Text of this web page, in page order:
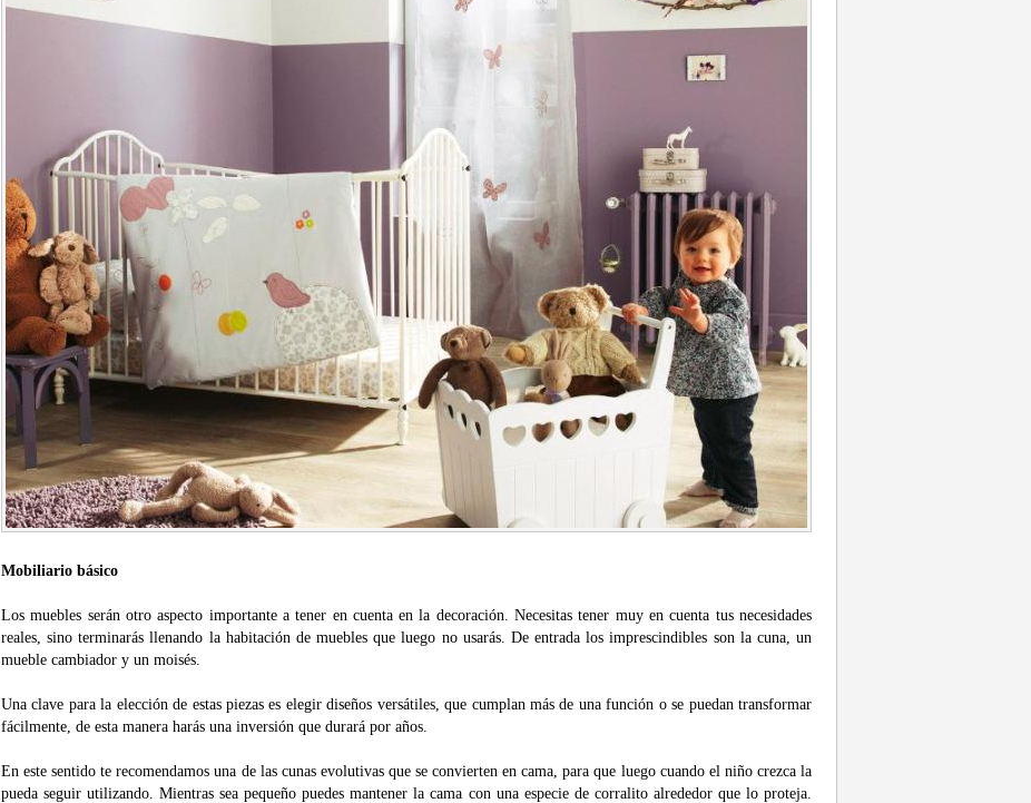
Mobiliario básico
Los muebles serán otro aspecto importante a tener en cuenta en la decoración. Necesitas tener muy en cuenta tus necesidades
reales, sino terminarás llenando la habitación de muebles que luego no usarás. De entrada los imprescindibles son la cuna, un
mueble cambiador y un moisés.
Una clave para la elección de estas piezas es elegir diseños versátiles, que cumplan más de una función o se puedan transformar
fácilmente, de esta manera harás una inversión que durará por años.
En este sentido te recomendamos una de las cunas evolutivas que se convierten en cama, para que luego cuando el niño crezca la
pueda seguir utilizando. Mientras sea pequeño puedes mantener la cama con una especie de corralito alrededor que lo proteja.